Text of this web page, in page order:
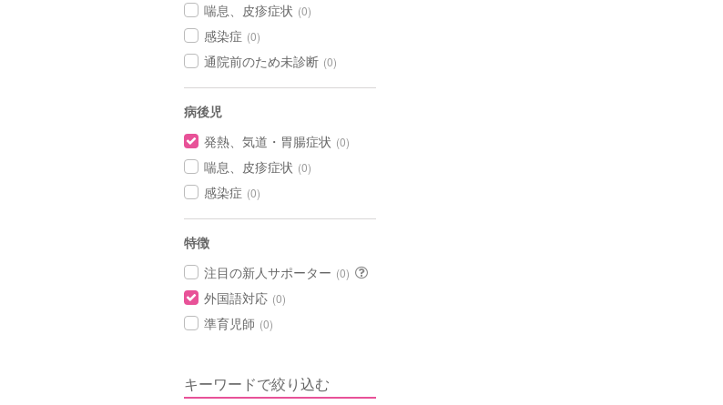
喘息、皮疹症状 (0)
感染症 (0)
通院前のため未診断 (0)
病後児
発熱、気道・胃腸症状 (0)
喘息、皮疹症状 (0)
感染症 (0)
特徴
注目の新人サポーター (0)
外国語対応 (0)
準育児師 (0)
キーワードで絞り込む